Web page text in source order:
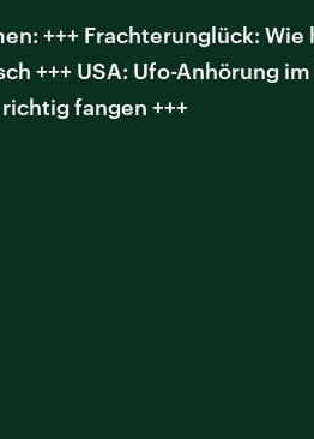
+++ Frachterunglück:
+++ USA: Ufo-Anhörung
fangen +++